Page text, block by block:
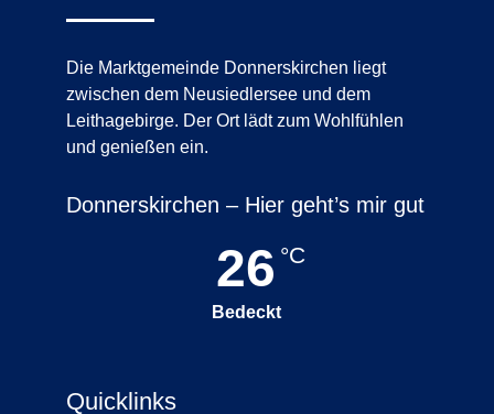
Die Marktgemeinde Donnerskirchen liegt
zwischen dem Neusiedlersee und dem
Leithagebirge. Der Ort lädt zum Wohlfühlen
und genießen ein.
Donnerskirchen – Hier geht’s mir gut
26 °C
Bedeckt
Quicklinks